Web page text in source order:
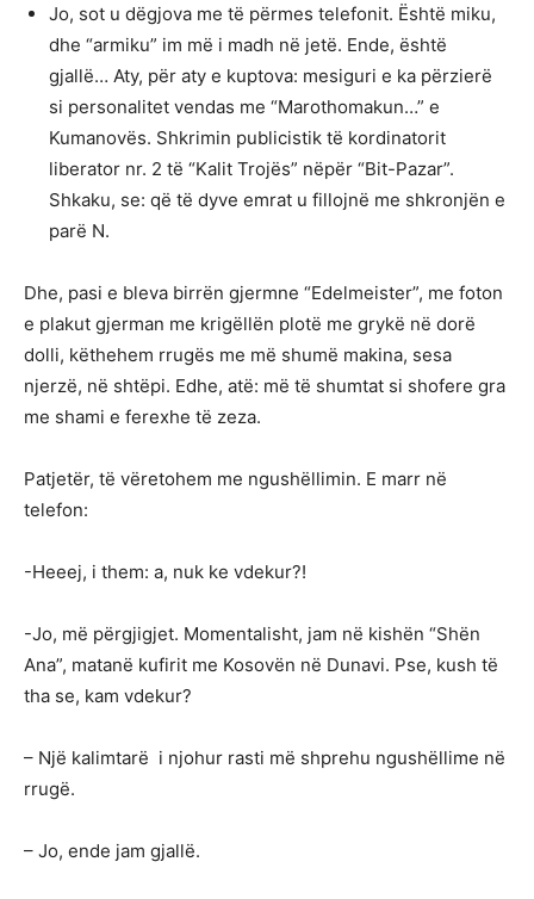
Jo, sot u dëgjova me të përmes telefonit. Është miku,
dhe “armiku” im më i madh në jetë. Ende, është
gjallë… Aty, për aty e kuptova: mesiguri e ka përzierë
si personalitet vendas me “Marothomakun…” e
Kumanovës. Shkrimin publicistik të kordinatorit
liberator nr. 2 të “Kalit Trojës” nëpër “Bit-Pazar”.
Shkaku, se: që të dyve emrat u fillojnë me shkronjën e
parë N.
Dhe, pasi e bleva birrën gjermne “Edelmeister”, me foton
e plakut gjerman me krigëllën plotë me grykë në dorë
dolli, këthehem rrugës me më shumë makina, sesa
njerzë, në shtëpi. Edhe, atë: më të shumtat si shofere gra
me shami e ferexhe të zeza.
Patjetër, të vëretohem me ngushëllimin. E marr në
telefon:
-Heeej, i them: a, nuk ke vdekur?!
-Jo, më përgjigjet. Momentalisht, jam në kishën “Shën
Ana”, matanë kufirit me Kosovën në Dunavi. Pse, kush të
tha se, kam vdekur?
– Një kalimtarë i njohur rasti më shprehu ngushëllime në
rrugë.
– Jo, ende jam gjallë.